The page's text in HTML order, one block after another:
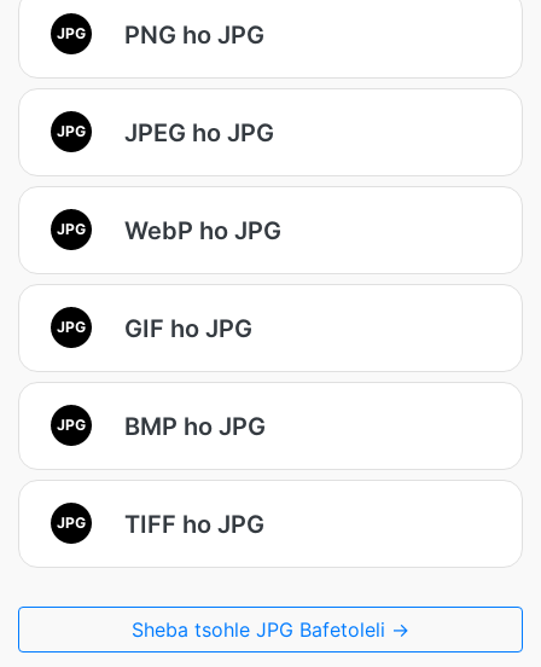
JPG PNG ho JPG
JPG JPEG ho JPG
JPG WebP ho JPG
JPG GIF ho JPG
JPG BMP ho JPG
JPG TIFF ho JPG
Sheba tsohle JPG Bafetoleli →